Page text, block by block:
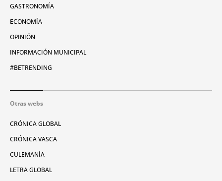
GASTRONOMÍA
ECONOMÍA
OPINIÓN
INFORMACIÓN MUNICIPAL
#BETRENDING
Otras webs
CRÓNICA GLOBAL
CRÓNICA VASCA
CULEMANÍA
LETRA GLOBAL